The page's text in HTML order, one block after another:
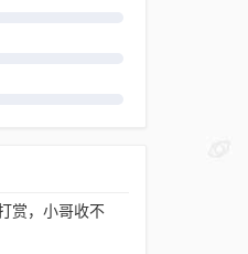
赏，小哥收不